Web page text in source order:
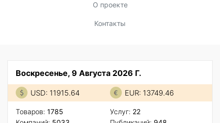
О проекте
Контакты
Воскресенье, 9 Августа 2026 Г.
USD: 11915.64 EUR: 13749.46
Товаров: 1785
Услуг: 22